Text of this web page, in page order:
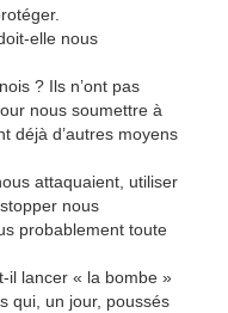
elle nous
? Ils n’ont pas
nous soumettre à
déjà d’autres moyens
attaquaient, utiliser
nous
probablement toute
il lancer « la bombe »
qui, un jour, poussés